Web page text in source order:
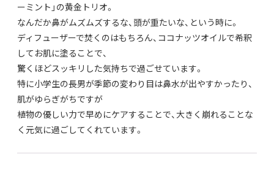
ーミント」の黄金トリオ。
なんだか鼻がムズムズするな、頭が重たいな、という時に。
ディフューザーで焚くのはもちろん、ココナッツオイルで希釈
してお肌に塗ることで、
驚くほどスッキリした気持ちで過ごせています。
特に小学生の長男が季節の変わり目は鼻水が出やすかったり、
肌がゆらぎがちですが
植物の優しい力で早めにケアすることで、大きく崩れることな
く元気に過ごしてくれています。